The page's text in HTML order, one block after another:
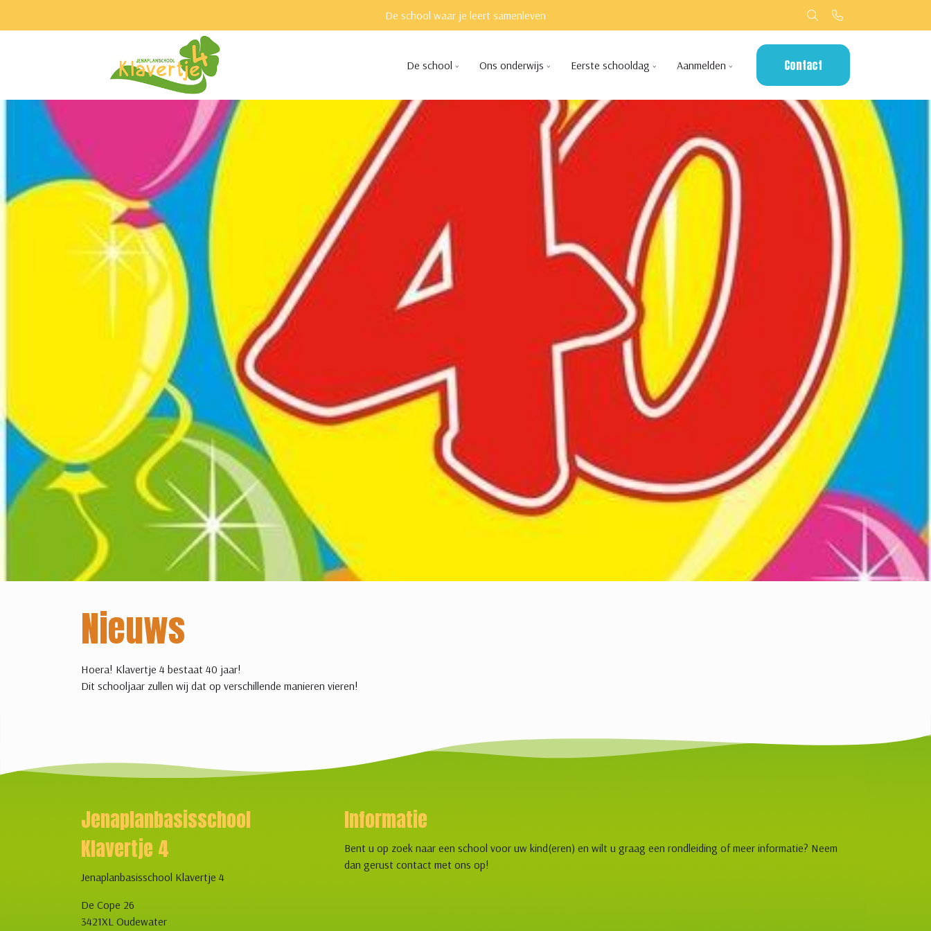
De school waar je leert samenleven
De school Ons onderwijs Eerste schooldag Aanmelden Contact
Nieuws
Hoera! Klavertje 4 bestaat 40 jaar!
Dit schooljaar zullen wij dat op verschillende manieren vieren!
Jenaplanbasisschool
Klavertje 4
Jenaplanbasisschool Klavertje 4
De Cope 26
3421XL Oudewater
Informatie
Bent u op zoek naar een school voor uw kind(eren) en wilt u graag een rondleiding of meer informatie? Neem
dan gerust contact met ons op!